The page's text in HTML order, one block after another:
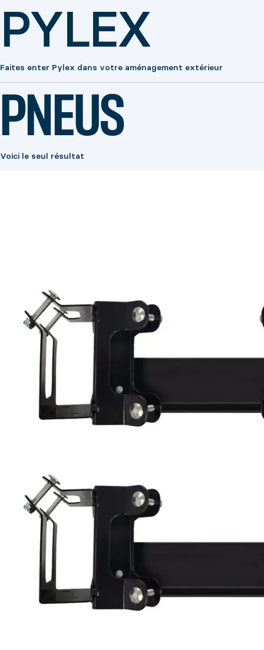
PYLEX
Faites enter Pylex dans votre aménagement extérieur
PNEUS
Voici le seul résultat